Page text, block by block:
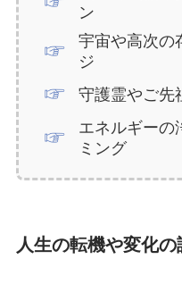
ン
宇宙や高次の
ジ
守護霊やご先
エネルギーの
ミング
人生の転機や変化